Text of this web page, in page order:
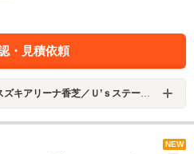
・見積依頼
アリーナ香芝／Ｕ’ｓステーション香芝
NEW